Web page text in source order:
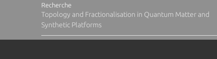
Recherche
Topology and Fractionalisation in Quantum Matter and
Synthetic Platforms